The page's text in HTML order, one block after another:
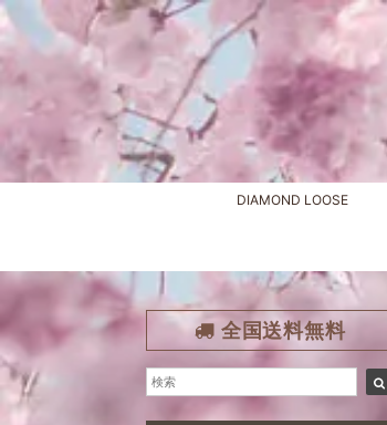
DIAMOND LOOSE
全国送料無料